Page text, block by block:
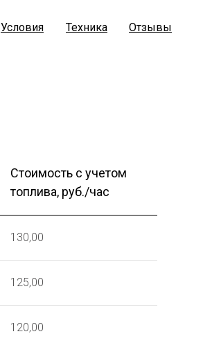
Техника
Условия Отзывы
Стоимость с учетом
топлива, руб./час
130,00
125,00
120,00